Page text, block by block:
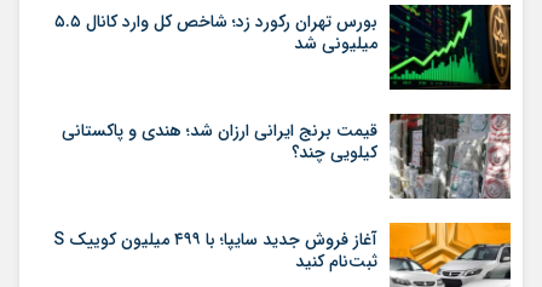
بورس تهران رکورد زد؛ شاخص کل وارد کانال ۵.۵
میلیونی شد
قیمت برنج ایرانی ارزان شد؛ هندی و پاکستانی
کیلویی چند؟
آغاز فروش جدید سایپا؛ با ۴۹۹ میلیون کوییک S
ثبت‌نام کنید